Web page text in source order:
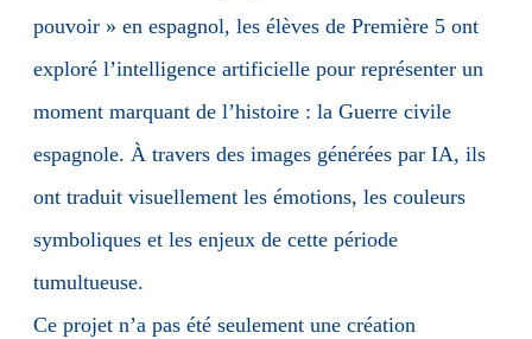
pouvoir » en espagnol, les élèves de Première 5 ont
exploré l’intelligence artificielle pour représenter un
moment marquant de l’histoire : la Guerre civile
espagnole. À travers des images générées par IA, ils
ont traduit visuellement les émotions, les couleurs
symboliques et les enjeux de cette période
tumultueuse.
Ce projet n’a pas été seulement une création